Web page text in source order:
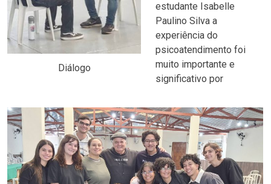
Diálogo
estudante Isabelle
Paulino Silva a
experiência do
psicoatendimento foi
muito importante e
significativo por